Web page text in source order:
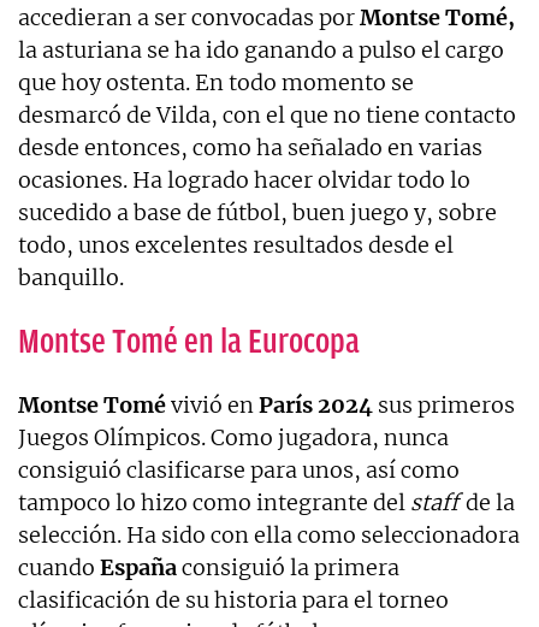
accedieran a ser convocadas porMontse Tomé,
la asturiana se ha ido ganando a pulso el cargo
que hoy ostenta. En todo momento se
desmarcó de Vilda, con el que no tiene contacto
desde entonces, como ha señalado en varias
ocasiones. Ha logrado hacer olvidar todo lo
sucedido a base de fútbol, buen juego y, sobre
todo, unos excelentes resultados desde el
banquillo.
Montse Tomé en la Eurocopa
Montse Tomévivió enParís 2024 sus primeros
Juegos Olímpicos. Como jugadora, nunca
consiguió clasificarse para unos, así como
tampoco lo hizo como integrante del staffde la
selección. Ha sido con ella como seleccionadora
cuando Españaconsiguió la primera
clasificación de su historia para el torneo